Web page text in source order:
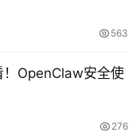
563
！OpenClaw安全使
276